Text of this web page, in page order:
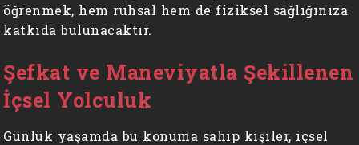
öğrenmek, hem ruhsal hem de fiziksel sağlığınıza
katkıda bulunacaktır.
Şefkat ve Maneviyatla Şekillenen
İçsel Yolculuk
Günlük yaşamda bu konuma sahip kişiler, içsel